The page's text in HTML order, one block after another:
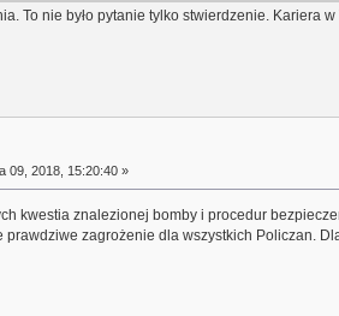
To nie było pytanie tylko stwierdzenie. Kariera
09, 2018, 15:20:40 »
kwestia znalezionej bomby i procedur
zagrożenie dla wszystkich Policzan.